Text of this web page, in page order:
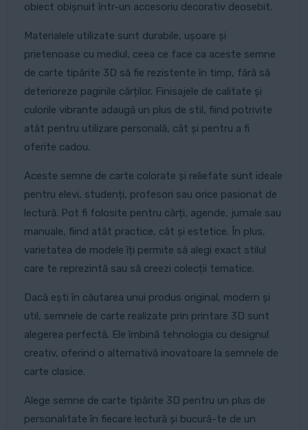
obiect obișnuit într-un accesoriu decorativ deosebit.
Materialele utilizate sunt durabile, ușoare și
prietenoase cu mediul, ceea ce face ca aceste semne
de carte tipărite 3D să fie rezistente în timp, fără să
deterioreze paginile cărților. Finisajele de calitate și
culorile vibrante adaugă un plus de stil, fiind potrivite
atât pentru utilizare personală, cât și pentru a fi
oferite cadou.
Aceste semne de carte colorate și reliefate sunt ideale
pentru elevi, studenți, profesori sau orice pasionat de
lectură. Pot fi folosite pentru cărți, agende, jurnale sau
manuale, fiind atât practice, cât și estetice. În plus,
varietatea de modele îți permite să alegi exact stilul
care te reprezintă sau să creezi colecții tematice.
Dacă ești în căutarea unui produs original, modern și
util, semnele de carte realizate prin printare 3D sunt
alegerea perfectă. Ele îmbină tehnologia cu designul
creativ, oferind o alternativă inovatoare la semnele de
carte clasice.
Alege semne de carte tipărite 3D pentru un plus de
personalitate în fiecare lectură și bucură-te de un